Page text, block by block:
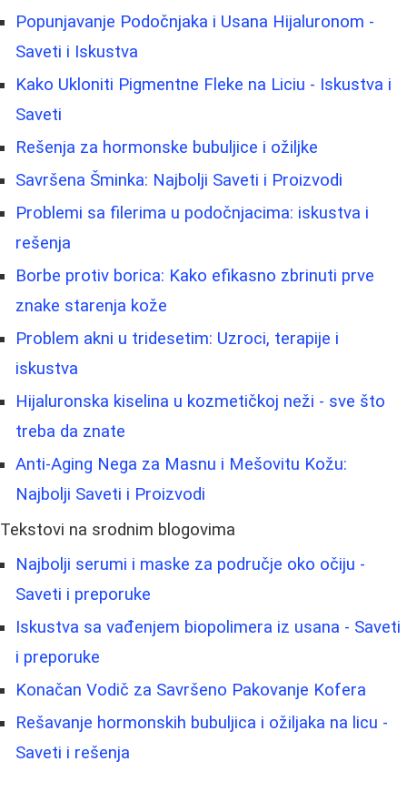
Popunjavanje Podočnjaka i Usana Hijaluronom -
Saveti i Iskustva
Kako Ukloniti Pigmentne Fleke na Liciu - Iskustva i
Saveti
Rešenja za hormonske bubuljice i ožiljke
Savršena Šminka: Najbolji Saveti i Proizvodi
Problemi sa filerima u podočnjacima: iskustva i
rešenja
Borbe protiv borica: Kako efikasno zbrinuti prve
znake starenja kože
Problem akni u tridesetim: Uzroci, terapije i
iskustva
Hijaluronska kiselina u kozmetičkoj neži - sve što
treba da znate
Anti-Aging Nega za Masnu i Mešovitu Kožu:
Najbolji Saveti i Proizvodi
Tekstovi na srodnim blogovima
Najbolji serumi i maske za područje oko očiju -
Saveti i preporuke
Iskustva sa vađenjem biopolimera iz usana - Saveti
i preporuke
Konačan Vodič za Savršeno Pakovanje Kofera
Rešavanje hormonskih bubuljica i ožiljaka na licu -
Saveti i rešenja